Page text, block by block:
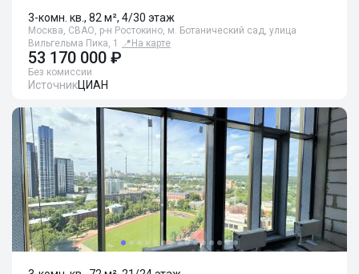
3-комн. кв., 82 м², 4/30 этаж
Москва, СВАО, р-н Ростокино, м. Ботанический сад, улица
Вильгельма Пика, 1
📍 На карте
53 170 000 ₽
Без комиссии
ИсточникЦИАН